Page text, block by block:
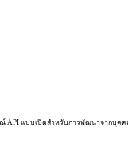
แบบเปิดสำหรับการพัฒนาจากบุคค